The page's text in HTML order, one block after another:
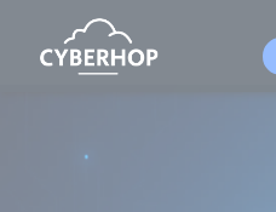
Panneau de gestion des cookies